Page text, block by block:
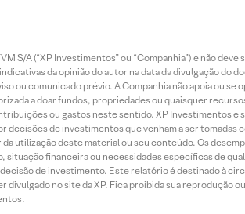
S/A (“XP Investimentos” ou “Companhia”) e não
da opinião do autor na data da divulgação
ou comunicado prévio. A Companhia não apoia ou
a doar fundos, propriedades ou quaisquer
ou gastos neste sentido. XP Investimentos
de investimentos que venham a ser tomadas
utilização deste material ou seu conteúdo. Os
situação financeira ou necessidades específicas de
de investimento. Este relatório é destinado à
divulgado no site da XP. Fica proibida sua